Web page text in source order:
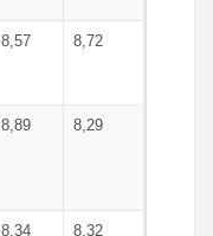
8,57 8,72
8,89 8,29
8,34 8,32